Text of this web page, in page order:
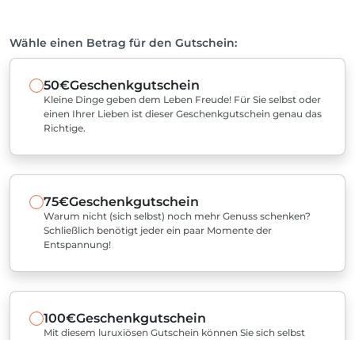
Wähle einen Betrag für den Gutschein:
50€Geschenkgutschein
Kleine Dinge geben dem Leben Freude! Für Sie selbst oder
einen Ihrer Lieben ist dieser Geschenkgutschein genau das
Richtige.
75€Geschenkgutschein
Warum nicht (sich selbst) noch mehr Genuss schenken?
Schließlich benötigt jeder ein paar Momente der
Entspannung!
100€Geschenkgutschein
Mit diesem luruxiösen Gutschein können Sie sich selbst